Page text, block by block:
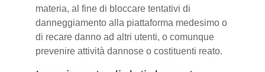
materia, al fine di bloccare tentativi di
danneggiamento alla piattaforma medesimo o
di recare danno ad altri utenti, o comunque
prevenire attività dannose o costituenti reato.